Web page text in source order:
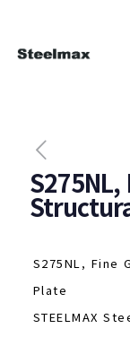
S275NL, Fine
Plate
STEELMAX